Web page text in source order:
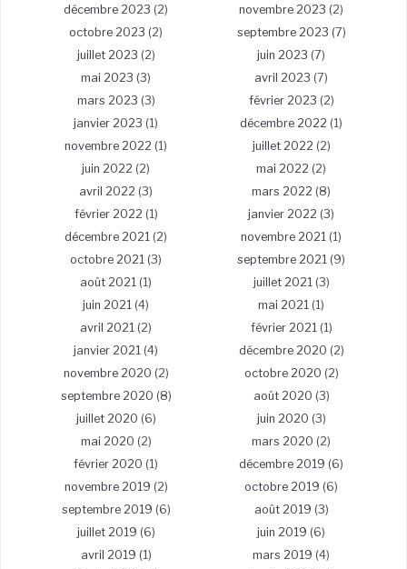
décembre 2023 (2) novembre 2023 (2)
octobre 2023 (2) septembre 2023 (7)
juillet 2023 (2) juin 2023 (7)
mai 2023 (3) avril 2023 (7)
mars 2023 (3) février 2023 (2)
janvier 2023 (1) décembre 2022 (1)
novembre 2022 (1) juillet 2022 (2)
juin 2022 (2) mai 2022 (2)
avril 2022 (3) mars 2022 (8)
février 2022 (1) janvier 2022 (3)
décembre 2021 (2) novembre 2021 (1)
octobre 2021 (3) septembre 2021 (9)
août 2021 (1) juillet 2021 (3)
juin 2021 (4) mai 2021 (1)
avril 2021 (2) février 2021 (1)
janvier 2021 (4) décembre 2020 (2)
novembre 2020 (2) octobre 2020 (2)
septembre 2020 (8) août 2020 (3)
juillet 2020 (6) juin 2020 (3)
mai 2020 (2) mars 2020 (2)
février 2020 (1) décembre 2019 (6)
novembre 2019 (2) octobre 2019 (6)
septembre 2019 (6) août 2019 (3)
juillet 2019 (6) juin 2019 (6)
avril 2019 (1) mars 2019 (4)